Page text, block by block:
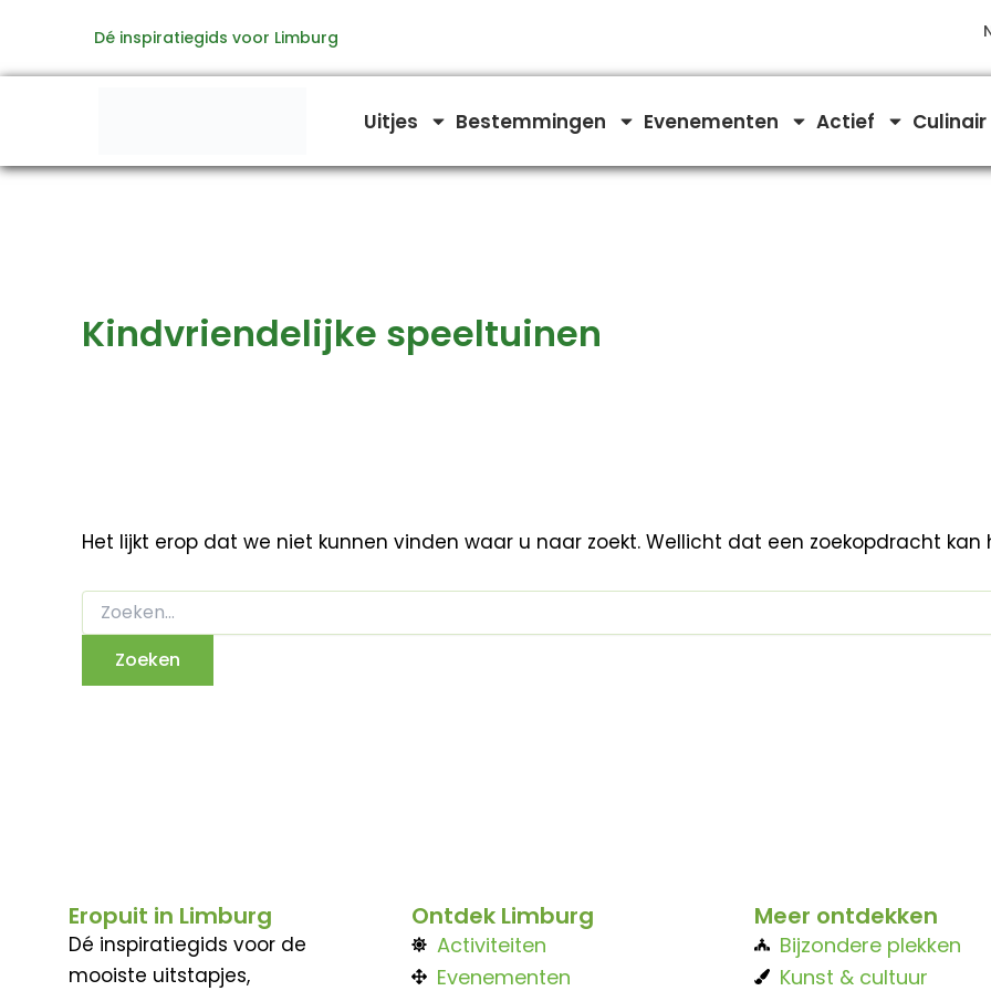
de
Dé inspiratiegids voor Limburg
Uitjes Bestemmingen Evenementen Actief Culinair
Kindvriendelijke speeltuinen
Het lijkt erop dat we niet kunnen vinden waar u naar zoekt. Wellicht dat een zoekopdracht kan
naar:
Eropuit in Limburg
Dé inspiratiegids voor de
mooiste uitstapjes,
Ontdek Limburg
Activiteiten
Evenementen
Meer ontdekken
Bijzondere plekken
Kunst & cultuur